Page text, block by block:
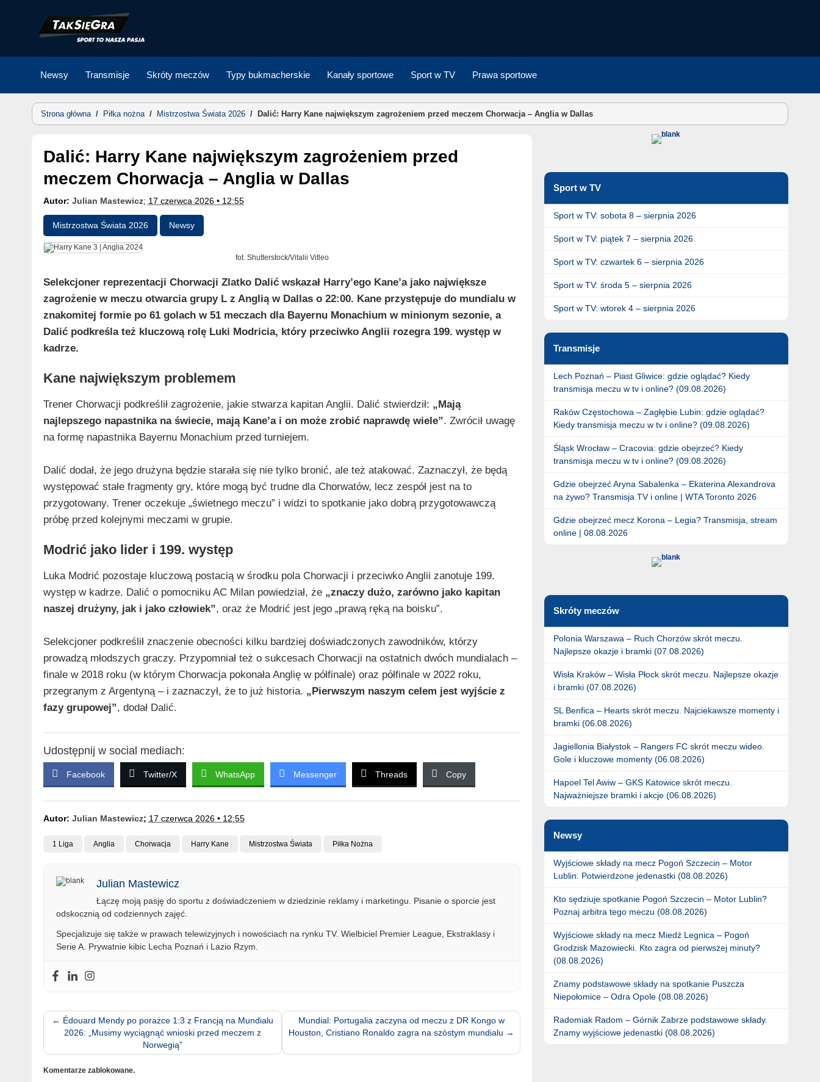
Newsy Transmisje Skróty meczów Typy bukmacherskie Kanały sportowe Sport w TV Prawa sportowe
Strona główna/ Piłka nożna/ Mistrzostwa Świata 2026 / Dalić: Harry Kane największym zagrożeniem przed meczem Chorwacja – Anglia w Dallas
Dalić: Harry Kane największym zagrożeniem przed
meczem Chorwacja – Anglia w Dallas
Autor: Julian Mastewicz; 17 czerwca 2026 • 12:55
Mistrzostwa Świata 2026 Newsy
fot. Shutterstock/Vitalii Vitleo
Selekcjoner reprezentacji Chorwacji Zlatko Dalić wskazał Harry’ego Kane’a jako największe
zagrożenie w meczu otwarcia grupy L z Anglią w Dallas o 22:00. Kane przystępuje do mundialu w
znakomitej formie po 61 golach w 51 meczach dla Bayernu Monachium w minionym sezonie, a
Dalić podkreśla też kluczową rolę Luki Modricia, który przeciwko Anglii rozegra 199. występ w
kadrze.
Kane największym problemem
Trener Chorwacji podkreślił zagrożenie, jakie stwarza kapitan Anglii. Dalić stwierdził: „Mają
najlepszego napastnika na świecie, mają Kane’a i on może zrobić naprawdę wiele”. Zwrócił uwagę
na formę napastnika Bayernu Monachium przed turniejem.
Dalić dodał, że jego drużyna będzie starała się nie tylko bronić, ale też atakować. Zaznaczył, że będą
występować stałe fragmenty gry, które mogą być trudne dla Chorwatów, lecz zespół jest na to
przygotowany. Trener oczekuje „świetnego meczu” i widzi to spotkanie jako dobrą przygotowawczą
próbę przed kolejnymi meczami w grupie.
Modrić jako lider i 199. występ
Luka Modrić pozostaje kluczową postacią w środku pola Chorwacji i przeciwko Anglii zanotuje 199.
występ w kadrze. Dalić o pomocniku AC Milan powiedział, że „znaczy dużo, zarówno jako kapitan
naszej drużyny, jak i jako człowiek”, oraz że Modrić jest jego „prawą ręką na boisku”.
Selekcjoner podkreślił znaczenie obecności kilku bardziej doświadczonych zawodników, którzy
prowadzą młodszych graczy. Przypomniał też o sukcesach Chorwacji na ostatnich dwóch mundialach –
finale w 2018 roku (w którym Chorwacja pokonała Anglię w półfinale) oraz półfinale w 2022 roku,
przegranym z Argentyną – i zaznaczył, że to już historia. „Pierwszym naszym celem jest wyjście z
fazy grupowej”, dodał Dalić.
Udostępnij w social mediach:
Facebook Twitter/X WhatsApp Messenger Threads Copy
Autor: Julian Mastewicz; 17 czerwca 2026 • 12:55
1 Liga Anglia Chorwacja Harry Kane Mistrzostwa Świata Piłka Nożna
Julian Mastewicz
Łączę moją pasję do sportu z doświadczeniem w dziedzinie reklamy i marketingu. Pisanie o sporcie jest
odskocznią od codziennych zajęć.
Specjalizuje się także w prawach telewizyjnych i nowościach na rynku TV. Wielbiciel Premier League, Ekstraklasy i
Serie A. Prywatnie kibic Lecha Poznań i Lazio Rzym.
← Édouard Mendy po porażce 1:3 z Francją na Mundialu
2026: „Musimy wyciągnąć wnioski przed meczem z
Norwegią”
Mundial: Portugalia zaczyna od meczu z DR Kongo w
Houston, Cristiano Ronaldo zagra na szóstym mundialu →
Komentarze zablokowane.
Sport w TV
Sport w TV: sobota 8 – sierpnia 2026
Sport w TV: piątek 7 – sierpnia 2026
Sport w TV: czwartek 6 – sierpnia 2026
Sport w TV: środa 5 – sierpnia 2026
Sport w TV: wtorek 4 – sierpnia 2026
Transmisje
Lech Poznań – Piast Gliwice: gdzie oglądać? Kiedy
transmisja meczu w tv i online? (09.08.2026)
Raków Częstochowa – Zagłębie Lubin: gdzie oglądać?
Kiedy transmisja meczu w tv i online? (09.08.2026)
Śląsk Wrocław – Cracovia: gdzie obejrzeć? Kiedy
transmisja meczu w tv i online? (09.08.2026)
Gdzie obejrzeć Aryna Sabalenka – Ekaterina Alexandrova
na żywo? Transmisja TV i online | WTA Toronto 2026
Gdzie obejrzeć mecz Korona – Legia? Transmisja, stream
online | 08.08.2026
Skróty meczów
Polonia Warszawa – Ruch Chorzów skrót meczu.
Najlepsze okazje i bramki (07.08.2026)
Wisła Kraków – Wisła Płock skrót meczu. Najlepsze okazje
i bramki (07.08.2026)
SL Benfica – Hearts skrót meczu. Najciekawsze momenty i
bramki (06.08.2026)
Jagiellonia Białystok – Rangers FC skrót meczu wideo.
Gole i kluczowe momenty (06.08.2026)
Hapoel Tel Awiw – GKS Katowice skrót meczu.
Najważniejsze bramki i akcje (06.08.2026)
Newsy
Wyjściowe składy na mecz Pogoń Szczecin – Motor
Lublin. Potwierdzone jedenastki (08.08.2026)
Kto sędziuje spotkanie Pogoń Szczecin – Motor Lublin?
Poznaj arbitra tego meczu (08.08.2026)
Wyjściowe składy na mecz Miedź Legnica – Pogoń
Grodzisk Mazowiecki. Kto zagra od pierwszej minuty?
(08.08.2026)
Znamy podstawowe składy na spotkanie Puszcza
Niepołomice – Odra Opole (08.08.2026)
Radomiak Radom – Górnik Zabrze podstawowe składy.
Znamy wyjściowe jedenastki (08.08.2026)